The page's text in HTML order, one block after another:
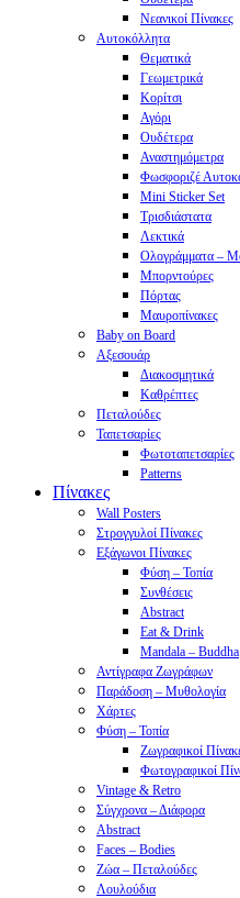
Νεανικοί Πίνακες
Αυτοκόλλητα
Θεματικά
Γεωμετρικά
Κορίτσι
Αγόρι
Ουδέτερα
Αναστημόμετρα
Φωσφοριζέ
Mini Sticker Set
Tρισδιάστατα
Λεκτικά
Ολογράμματα –
Μπορντούρες
Πόρτας
Μαυροπίνακες
Baby on Board
Αξεσουάρ
Διακοσμητικά
Καθρέπτες
Πεταλούδες
Ταπετσαρίες
Φωτοταπετσαρίες
Patterns
Πίνακες
Wall Posters
Στρογγυλοί Πίνακες
Εξάγωνοι Πίνακες
Φύση – Τοπία
Συνθέσεις
Abstract
Eat & Drink
Mandala – Buddha
Αντίγραφα Ζωγράφων
Παράδοση – Μυθολογία
Χάρτες
Φύση – Τοπία
Ζωγραφικοί
Φωτογραφικοί
Vintage & Retro
Σύγχρονα – Διάφορα
Abstract
Faces – Bodies
Ζώα – Πεταλούδες
Λουλούδια